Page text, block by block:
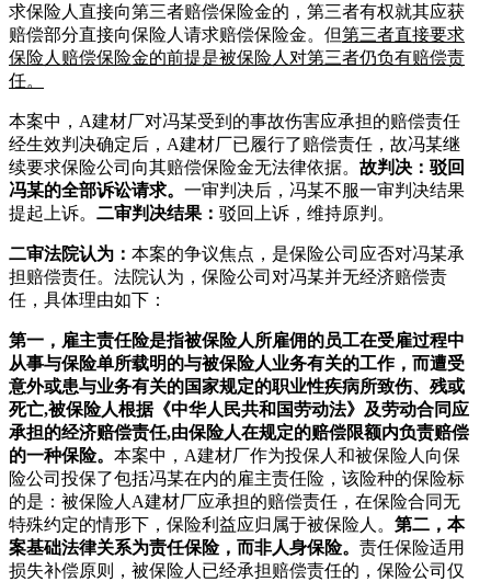
求保险人直接向第三者赔偿保险金的，第三者有权就其应获
赔偿部分直接向保险人请求赔偿保险金。但第三者直接要求
保险人赔偿保险金的前提是被保险人对第三者仍负有赔偿责
任。
本案中，A建材厂对冯某受到的事故伤害应承担的赔偿责任
经生效判决确定后，A建材厂已履行了赔偿责任，故冯某继
续要求保险公司向其赔偿保险金无法律依据。 故判决： 驳回
冯某的全部诉讼请求。 一审判决后，冯某不服一审判决结果
提起上诉。 二审判决结果： 驳回上诉，维持原判。
二审法院认为： 本案的争议焦点，是保险公司应否对冯某承
担赔偿责任。 法院认为，保险公司对冯某并无经济赔偿责
任，具体理由如下：
第一，雇主责任险是指被保险人所雇佣的员工在受雇过程中
从事与保险单所载明的与被保险人业务有关的工作，而遭受
意外或患与业务有关的国家规定的职业性疾病所致伤、残或
死亡,被保险人根据《中华人民共和国劳动法》及劳动合同应
承担的经济赔偿责任,由保险人在规定的赔偿限额内负责赔偿
的一种保险。 本案中，A建材厂作为投保人和被保险人向保
险公司投保了包括冯某在内的雇主责任险，该险种的保险标
的是：被保险人A建材厂应承担的赔偿责任，在保险合同无
特殊约定的情形下，保险利益应归属于被保险人。 第二，本
案基础法律关系为责任保险，而非人身保险。 责任保险适用
损失补偿原则，被保险人已经承担赔偿责任的，保险公司仅